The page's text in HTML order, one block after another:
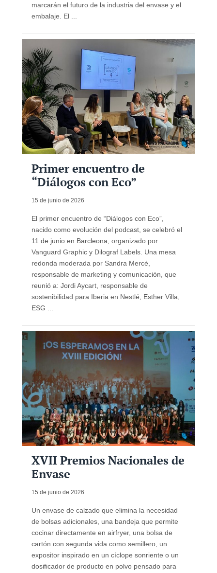
marcarán el futuro de la industria del envase y el
embalaje. El ...
Primer encuentro de
“Diálogos con Eco”
15 de junio de 2026
El primer encuentro de “Diálogos con Eco”,
nacido como evolución del podcast, se celebró el
11 de junio en Barcleona, organizado por
Vanguard Graphic y Dilograf Labels. Una mesa
redonda moderada por Sandra Mercé,
responsable de marketing y comunicación, que
reunió a: Jordi Aycart, responsable de
sostenibilidad para Iberia en Nestlé; Esther Villa,
ESG ...
XVII Premios Nacionales de
Envase
15 de junio de 2026
Un envase de calzado que elimina la necesidad
de bolsas adicionales, una bandeja que permite
cocinar directamente en airfryer, una bolsa de
cartón con segunda vida como semillero, un
expositor inspirado en un cíclope sonriente o un
dosificador de producto en polvo pensado para